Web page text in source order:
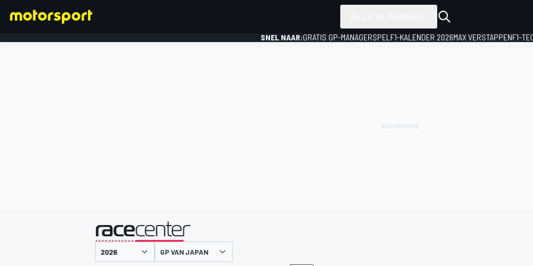
SNEL NAAR:GRATIS GP-MANAGERSPEL F1-KALENDER 2026MAX VERSTAPPENF1-
gepresenteerd door
GP VAN JAPAN